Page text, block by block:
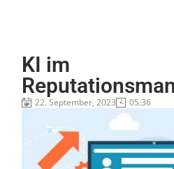
KI im
22. September, 2023 05:36